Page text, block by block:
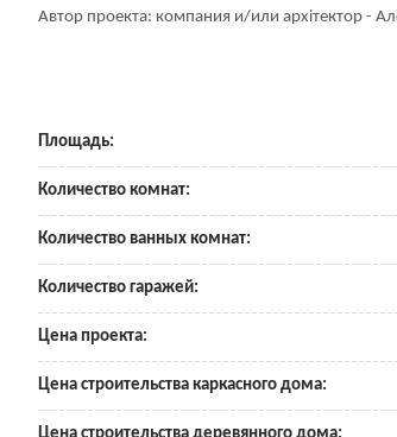
Автор проекта: компания и/или архітектор -
Площадь:
Количество комнат:
Количество ванных комнат:
Количество гаражей:
Цена проекта:
Цена строительства каркасного дома: